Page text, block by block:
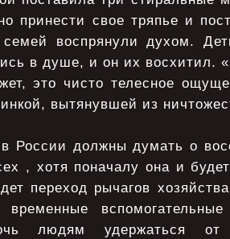
принести свое тряпье и
воспрянули духом.
в душе, и он их восхитил.
это чисто телесное
вытянувшей из
России должны думать о
, хотя поначалу она и
переход рычагов
временные
людям удержаться от